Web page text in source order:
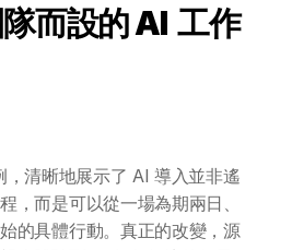
而設的 AI  工作
清晰地展示了 AI 導入並非遙
，而是可以從一場為期兩日、
的具體行動。真正的改變，源